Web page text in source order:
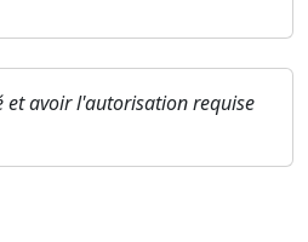
et avoir l'autorisation requise